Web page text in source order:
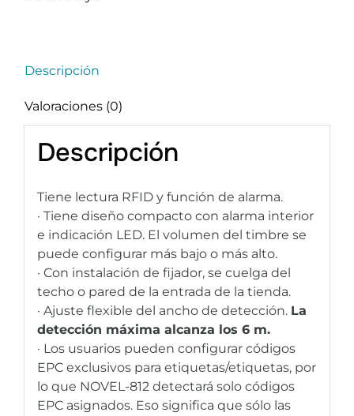
Descripción
Valoraciones (0)
Descripción
Tiene lectura RFID y función de alarma.
· Tiene diseño compacto con alarma interior
e indicación LED. El volumen del timbre se
puede configurar más bajo o más alto.
· Con instalación de fijador, se cuelga del
techo o pared de la entrada de la tienda.
· Ajuste flexible del ancho de detección. La
detección máxima alcanza los 6 m.
· Los usuarios pueden configurar códigos
EPC exclusivos para etiquetas/etiquetas, por
lo que NOVEL-812 detectará solo códigos
EPC asignados. Eso significa que sólo las